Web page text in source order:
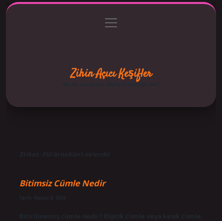
Gizlilik Politikası
menüyü
aç
Zihin Açıcı Keşifler
Merak uyandıran bilgilerle dünyaya bak!
Etiket: Fiil örnekleri nelerdir
Bitimsiz Cümle Nedir
Bitirilmemiş cümle nedir? Eliptik cümle veya kesik cümle,